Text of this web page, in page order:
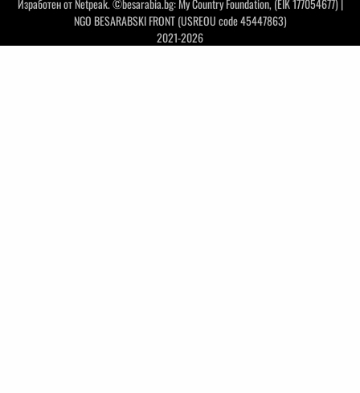
NGO BESARABSKI FRONT (USREOU code 45447863)
2021-2026